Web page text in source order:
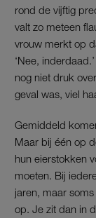
rond de vijftig
valt zo meteen
vrouw merkt op
‘Nee,
nog niet druk
geval was, viel
Gemiddeld
Maar bij één op
hun eierstokken
moeten. Bij
jaren, maar
op. Je zit dan in